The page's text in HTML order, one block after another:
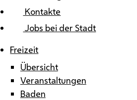
Kontakte
Jobs bei der Stadt
Freizeit
Übersicht
Veranstaltungen
Baden